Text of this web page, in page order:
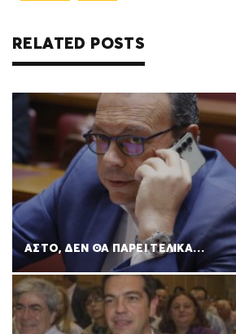
RELATED POSTS
ΑΣΤΟ, ΔΕΝ ΘΑ ΠΑΡΕΙ ΤΕΛΙΚΑ…